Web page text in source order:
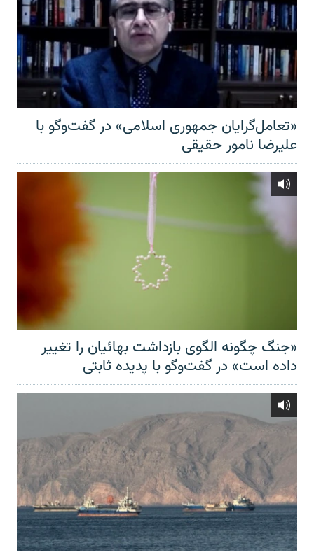
«تعامل‌گرایان جمهوری اسلامی» در گفت‌وگو با
علیرضا نامور حقیقی
«جنگ چگونه الگوی بازداشت بهائیان را تغییر
داده است» در گفت‌وگو با پدیده ثابتی